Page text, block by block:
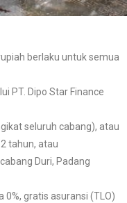
berlaku untuk semua
PT. Dipo Star Finance
seluruh cabang), atau
tahun, atau
Duri, Padang
0%, gratis asuransi (TLO)